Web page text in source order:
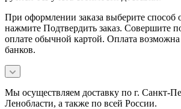
При оформлении заказа выберите
нажмите Подтвердить заказ. Совершите
оплате обычной картой. Оплата
банков.
Мы осуществляем доставку по г. Санкт-
Ленобласти, а также по всей России.